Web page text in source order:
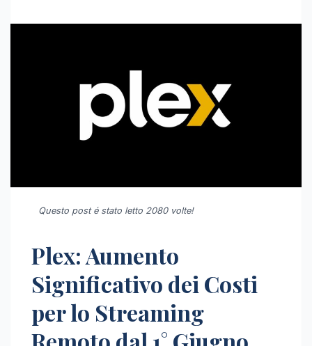
Questo post é stato letto 2080 volte!
Plex: Aumento
Significativo dei Costi
per lo Streaming